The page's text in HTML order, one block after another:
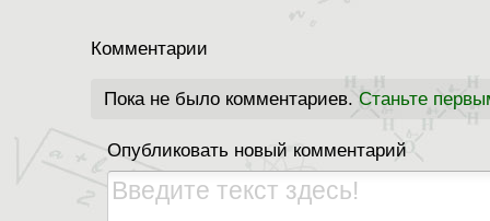
Комментарии
Пока не было комментариев. Станьте
Опубликовать новый комментарий